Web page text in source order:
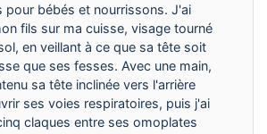
pour bébés et nourrissons. J'ai
fils sur ma cuisse, visage tourné
en veillant à ce que sa tête soit
que ses fesses. Avec une main,
sa tête inclinée vers l'arrière
ses voies respiratoires, puis j'ai
claques entre ses omoplates